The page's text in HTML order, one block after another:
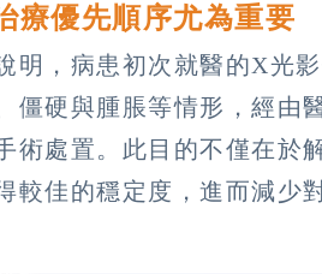
優先順序尤為重要
明，病患初次就醫的X光
僵硬與腫脹等情形，經由
術處置。此目的不僅在於
較佳的穩定度，進而減少